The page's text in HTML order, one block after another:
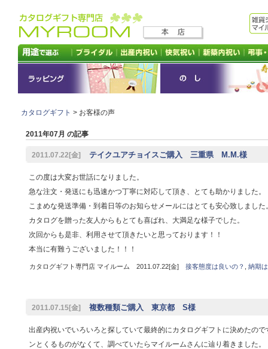
カタログギフト > お客様の声
2011年07月 の記事
2011.07.22[金] テイクユアチョイスご購入 三重県 M.M.様
この度は大変お世話になりました。
急な注文・発送にも迅速かつ丁寧に対応して頂き、とても助かりました。
こまめな発送準備・到着日等のお知らせメールにはとても安心致しました
カタログを贈った友人からもとても喜ばれ、大満足な様子でした。
次回からも是非、利用させて頂きたいと思っております！！
本当に有難うございました！！！
カタログギフト専門店 マイルーム 2011.07.22[金] 接客態度は良いの？ 納期
2011.07.15[金] 複数種類ご購入 東京都 S様
出産内祝いでいろいろと探していて最終的にカタログギフトに決めたの
ンとくるものがなくて、調べていたらマイルームさんに辿り着きました。